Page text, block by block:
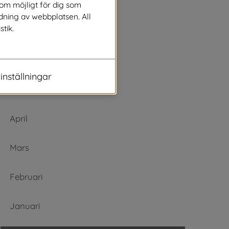
Juli
Juni
April
Mars
Februari
Januari
möjligt för dig som
av webbplatsen. All